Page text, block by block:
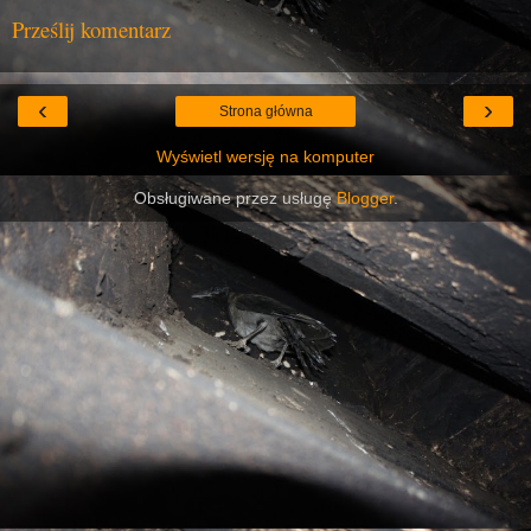
Prześlij komentarz
‹ ›
Strona główna
Wyświetl wersję na komputer
Obsługiwane przez usługęBlogger.